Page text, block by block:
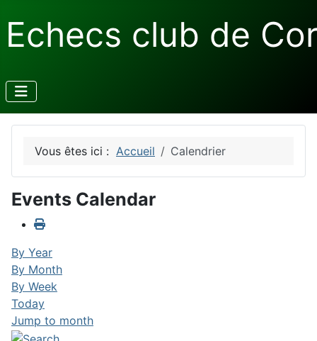
Echecs club de
Vous êtes ici : Accueil Calendrier
Events Calendar
By Year
By Month
By Week
Today
Jump to month